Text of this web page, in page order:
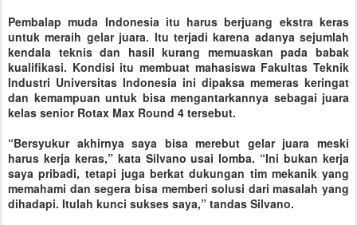
Pembalap muda Indonesia itu harus berjuang ekstra keras
untuk meraih gelar juara. Itu terjadi karena adanya sejumlah
kendala teknis dan hasil kurang memuaskan pada babak
kualifikasi. Kondisi itu membuat mahasiswa Fakultas Teknik
Industri Universitas Indonesia ini dipaksa memeras keringat
dan kemampuan untuk bisa mengantarkannya sebagai juara
kelas senior Rotax Max Round 4 tersebut.
“Bersyukur akhirnya saya bisa merebut gelar juara meski
harus kerja keras,” kata Silvano usai lomba. “Ini bukan kerja
saya pribadi, tetapi juga berkat dukungan tim mekanik yang
memahami dan segera bisa memberi solusi dari masalah yang
dihadapi. Itulah kunci sukses saya,” tandas Silvano.